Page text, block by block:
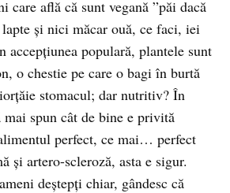
care află că sunt vegană ”păi dacă
și nici măcar ouă, ce faci, iei
accepțiunea populară, plantele sunt
o chestie pe care o bagi în burtă
stomacul; dar nutritiv? În
mai spun cât de bine e privită
perfect, ce mai… perfect
și artero-scleroză, asta e sigur.
deștepți chiar, gândesc că